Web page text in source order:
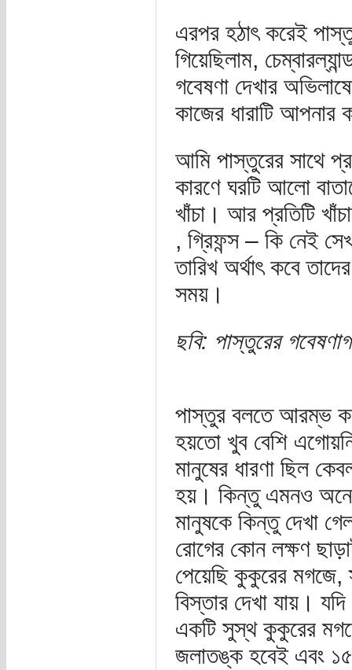
এরপর হঠাৎ করেই
গিয়েছিলাম,
গবেষণা দেখার
কাজের ধারাটি আপনার
আমি পাস্তুরের সাথে
কারণে ঘরটি আলো
খাঁচা। আর প্রতিটি
, গ্রিফন্স – কি নেই
তারিখ অর্থাৎ কবে
সময়।
ছবি: পাস্তুরের
পাস্তুর বলতে আরম্ভ
হয়তো খুব বেশি
মানুষের ধারণা ছিল
হয়। কিন্তু এমনও
মানুষকে কিন্তু দেখা
রোগের কোন লক্ষণ
পেয়েছি কুকুরের মগজে,
বিস্তার দেখা যায়।
একটি সুস্থ কুকুরের
জলাতঙ্ক হবেই এবং